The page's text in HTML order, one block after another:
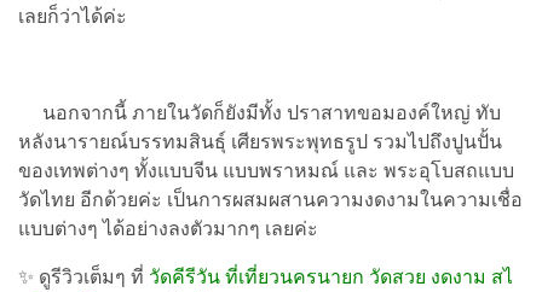
เลยก็ว่าได้ค่ะ
นอกจากนี้ ภายในวัดก็ยังมีทั้ง ปราสาทขอมองค์ใหญ่ ทับ
หลังนารายณ์บรรทมสินธุ์ เศียรพระพุทธรูป รวมไปถึงปูนปั้น
ของเทพต่างๆ ทั้งแบบจีน แบบพราหมณ์ และ พระอุโบสถแบบ
วัดไทย อีกด้วยค่ะ เป็นการผสมผสานความงดงามในความเชื่อ
แบบต่างๆ ได้อย่างลงตัวมากๆ เลยค่ะ
✨ ดูรีวิวเต็มๆ ที่ วัดคีรีวัน ที่เที่ยวนครนายก วัดสวย งดงาม สไ